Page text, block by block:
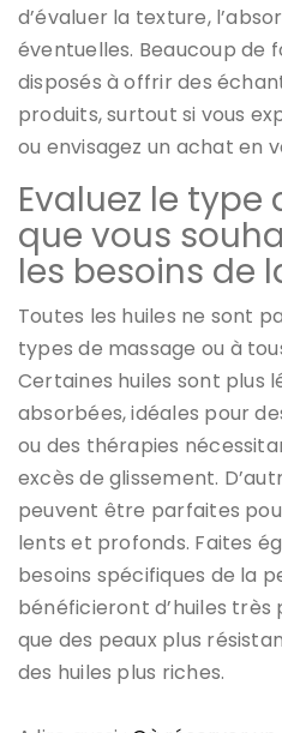
d’évaluer la texture,
éventuelles. Beaucoup de
disposés à offrir des
produits, surtout si vous
ou envisagez un achat en
Evaluez le
que vous
les besoins de
Toutes les huiles ne sont
types de massage ou à
Certaines huiles sont plus
absorbées, idéales pour
ou des thérapies
excès de glissement.
peuvent être parfaites
lents et profonds. Faites
besoins spécifiques de la
bénéficieront d’huiles très
que des peaux plus
des huiles plus riches.